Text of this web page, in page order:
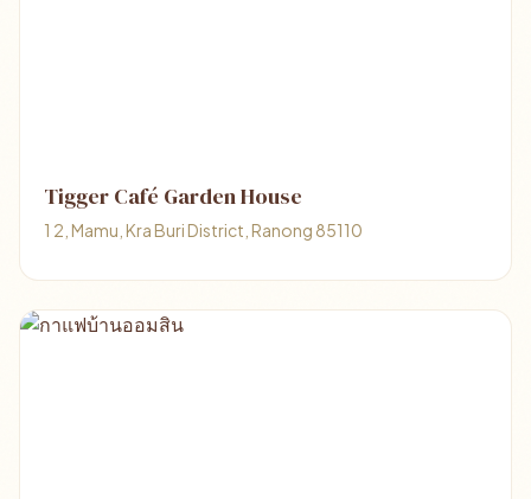
Tigger Café Garden House
1 2, Mamu, Kra Buri District, Ranong 85110